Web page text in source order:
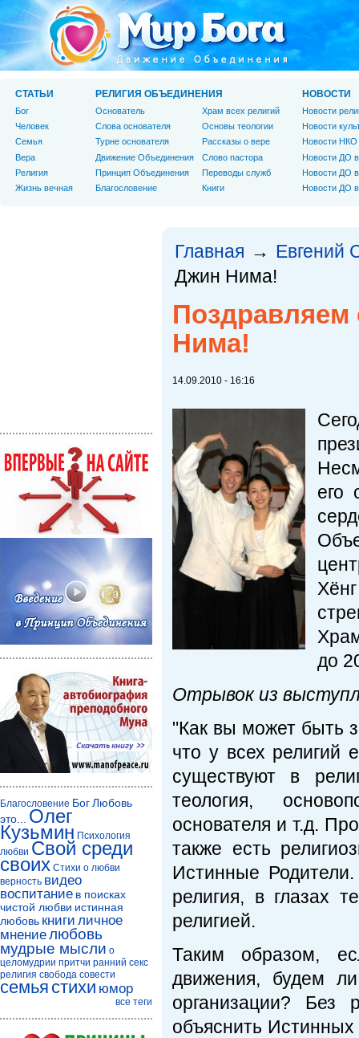
Главная → Евгений
Джин Нима!
Поздравляем
Нима!
14.09.2010 - 16:16
его
до
Отрывок из
"Как вы может быть
что у всех религий
существуют в
теология,
основателя и т.д.
также есть
Истинные
религия, в глазах
религией.
Таким образом,
движения, будем
организации? Без
объяснить
СТАТЬИ
Бог
Человек
Cемья
Вера
Религия
Жизнь вечная
РЕЛИГИЯ ОБЪЕДИНЕНИЯ
Основатель
Слова основателя
Турне основателя
Движение Объединения
Принцип Объединения
Благословение
Храм всех религий
Основы теологии
Рассказы о вере
Слово пастора
Переводы служб
Книги
НОВОСТИ
Новости
Новости
Новости НКО
Новости ДО
Новости ДО
Новости ДО
Благословение БогЛюбовь
это...
Олег
Кузьмин Психология
любви Свой среди
своих Стихи о любви
верность видео
воспитание в поисках
чистой любви истинная
любовь книги личное
мнениелюбовь
мудрые мысли о
целомудрии притчи ранний секс
религия свобода совести
семья стихи юмор
все теги